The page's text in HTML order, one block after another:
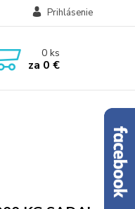
Prihlásenie
0ks
za 0 €